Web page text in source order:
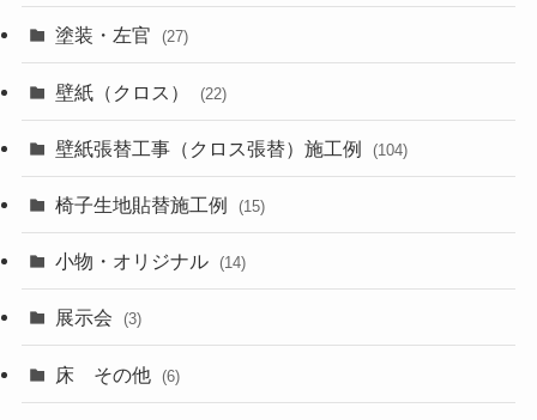
塗装・左官 (27)
壁紙（クロス） (22)
壁紙張替工事（クロス張替）施工例 (104)
椅子生地貼替施工例 (15)
小物・オリジナル (14)
展示会 (3)
床 その他 (6)